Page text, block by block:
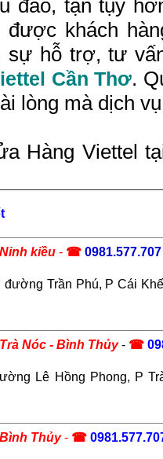
đáo, tận tụy
được khách
sự hỗ trợ, tư
Cần Thơ.
lòng mà dịch
Hàng Viettel
kiều - ☎ 0981.577.707
Trần Phú, P Cái
Nóc - Bình Thủy- ☎
Lê Hồng Phong, P
Thủy - ☎